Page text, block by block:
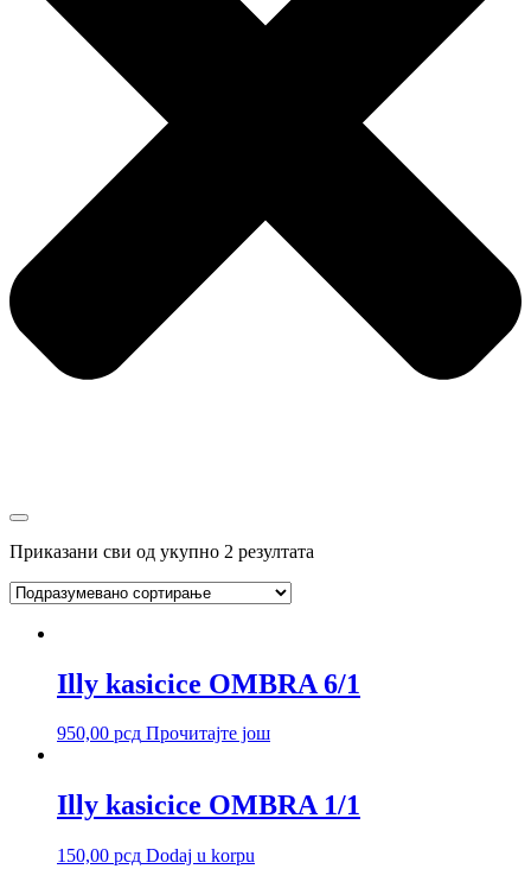
Приказани сви од укупно 2 резултата
Illy kasicice OMBRA 6/1
950,00 рсд Прочитајте још
Illy kasicice OMBRA 1/1
150,00 рсд Dodaj u korpu